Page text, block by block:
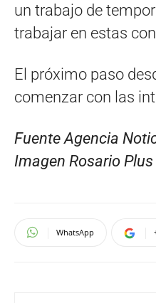
un trabajo de
trabajar en estas
El próximo paso
comenzar con las
Fuente Agencia
Imagen Rosario Plus
WhatsApp